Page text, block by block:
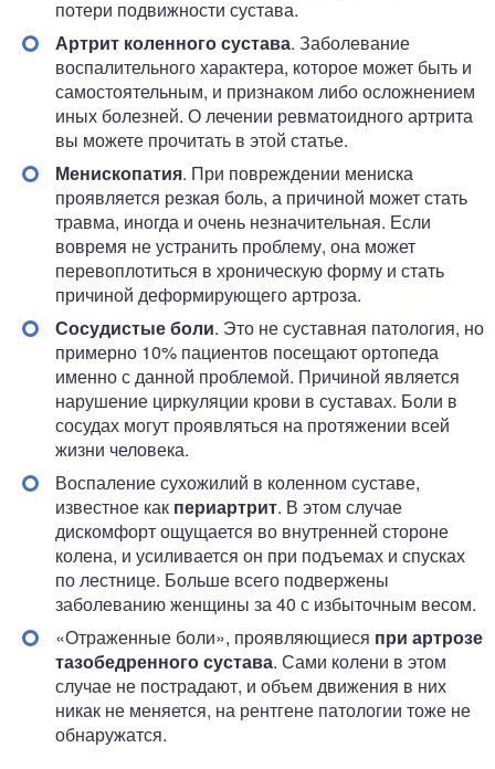
потери подвижности сустава.
Артрит коленного сустава. Заболевание
воспалительного характера, которое может быть и
самостоятельным, и признаком либо осложнением
иных болезней. О лечении ревматоидного артрита
вы можете прочитать в этой статье.
Менископатия. При повреждении мениска
проявляется резкая боль, а причиной может стать
травма, иногда и очень незначительная. Если
вовремя не устранить проблему, она может
перевоплотиться в хроническую форму и стать
причиной деформирующего артроза.
Сосудистые боли. Это не суставная патология, но
примерно 10% пациентов посещают ортопеда
именно с данной проблемой. Причиной является
нарушение циркуляции крови в суставах. Боли в
сосудах могут проявляться на протяжении всей
жизни человека.
Воспаление сухожилий в коленном суставе,
известное как периартрит. В этом случае
дискомфорт ощущается во внутренней стороне
колена, и усиливается он при подъемах и спусках
по лестнице. Больше всего подвержены
заболеванию женщины за 40 с избыточным весом.
«Отраженные боли», проявляющиеся при артрозе
тазобедренного сустава. Сами колени в этом
случае не пострадают, и объем движения в них
никак не меняется, на рентгене патологии тоже не
обнаружатся.